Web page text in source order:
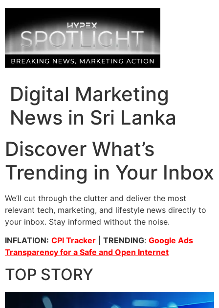
Skip
content
Digital Marketing
News in Sri Lanka
Discover What’s
Trending in Your Inbox
We’ll cut through the clutter and deliver the most
relevant tech, marketing, and lifestyle news directly to
your inbox. Stay informed without the noise.
INFLATION: CPI Tracker TRENDING: Google Ads
Transparency for a Safe and Open Internet
TOP STORY